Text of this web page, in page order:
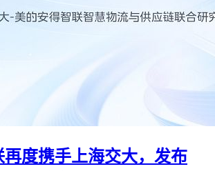
再度携手上海交大，发布